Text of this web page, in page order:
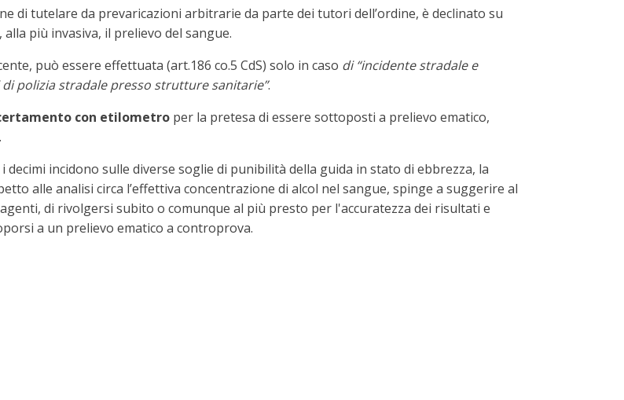
di tutelare da prevaricazioni arbitrarie da parte dei tutori dell’ordine, è declinato su
più invasiva, il prelievo del sangue.
può essere effettuata (art.186 co.5 CdS) solo in caso di “incidente stradale e
polizia stradale presso strutture sanitarie”.
con etilometro per la pretesa di essere sottoposti a prelievo ematico,
incidono sulle diverse soglie di punibilità della guida in stato di ebbrezza, la
alle analisi circa l’effettiva concentrazione di alcol nel sangue, spinge a suggerire al
di rivolgersi subito o comunque al più presto per l'accuratezza dei risultati e
a un prelievo ematico a controprova.